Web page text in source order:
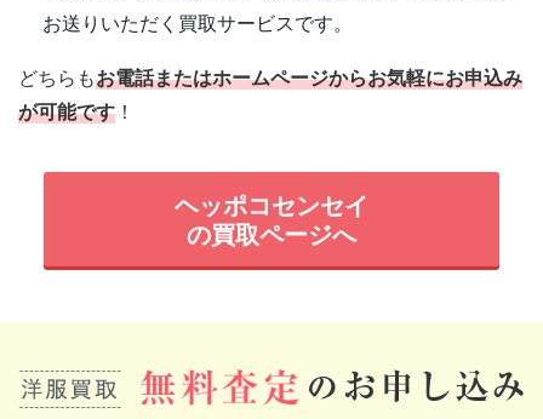
お送りいただく買取サービスです。
どちらもお電話またはホームページからお気軽にお申込み
が可能です ！
ヘッポコセンセイ
の買取ページへ